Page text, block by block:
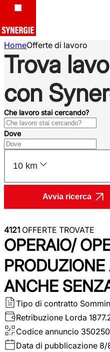
HomeOfferte di lavoro
Trova
con
Che lavoro stai cercando?
Dove
10 km
Avvia ricerca
4121 OFFERTE TROVATE
OPERAIO/
ANCHE
Tipo di contratto
Retribuzione Lorda
Codice annuncio 350250
Data di pubblicazione 8/